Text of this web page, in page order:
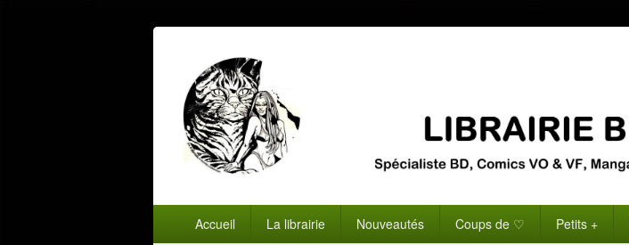
principalAccueil La librairie Nouveautés Coups de ♡ Petits +